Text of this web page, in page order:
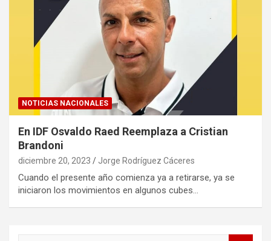
NOTICIAS NACIONALES
En IDF Osvaldo Raed Reemplaza a Cristian
Brandoni
diciembre 20, 2023 Jorge Rodríguez Cáceres
Cuando el presente año comienza ya a retirarse, ya se
iniciaron los movimientos en algunos cubes…